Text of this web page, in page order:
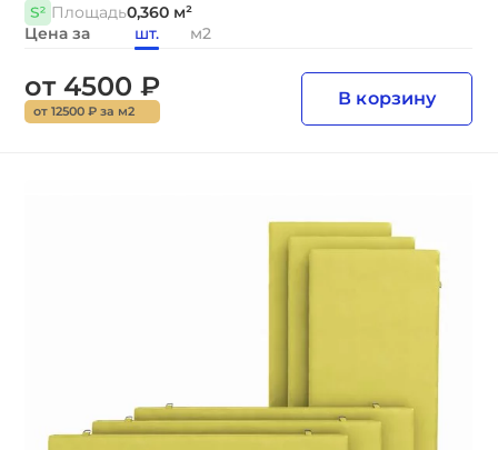
Площадь0,360 м²
Цена за
шт. м2
от 4500 ₽
от 12500 ₽ за м2
В корзину